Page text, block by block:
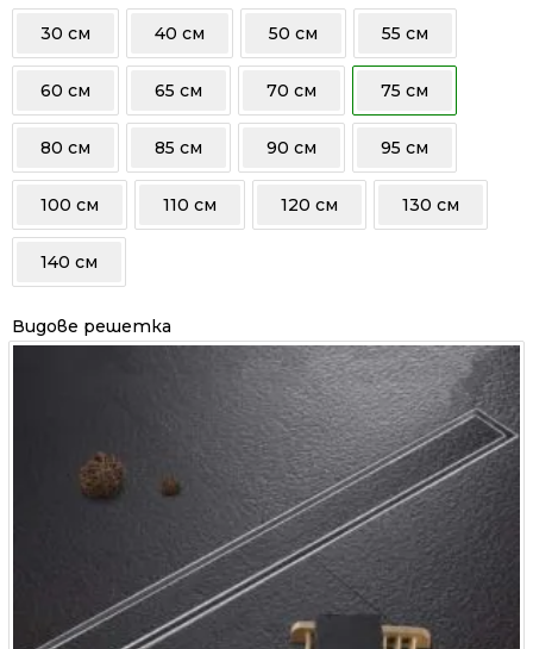
112.50 €.
89.49 €.
30 см 40 см 50 см 55 см
60 см 65 см 70 см 75 см
80 см 85 см 90 см 95 см
100 см 110 см 120 см 130 см
140 см
Видове решетка